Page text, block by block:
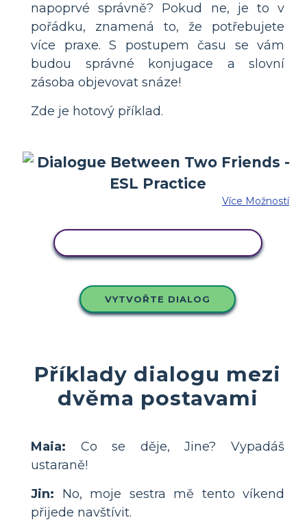
napoprvé správně? Pokud ne, je to v
pořádku, znamená to, že potřebujete
více praxe. S postupem času se vám
budou správné konjugace a slovní
zásoba objevovat snáze!
Zde je hotový příklad.
Více Možností
VYTVOŘTE DIALOG
Příklady dialogu mezi
dvěma postavami
Maia: Co se děje, Jine? Vypadáš
ustaraně!
Jin: No, moje sestra mě tento víkend
přijede navštívit.